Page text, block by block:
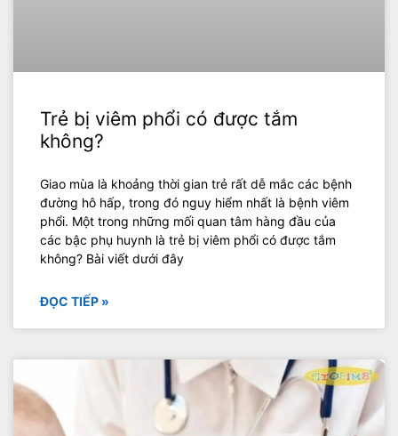
Trẻ bị viêm phổi có được tắm
không?
Giao mùa là khoảng thời gian trẻ rất dễ mắc các bệnh
đường hô hấp, trong đó nguy hiểm nhất là bệnh viêm
phổi. Một trong những mối quan tâm hàng đầu của
các bậc phụ huynh là trẻ bị viêm phổi có được tắm
không? Bài viết dưới đây
ĐỌC TIẾP »